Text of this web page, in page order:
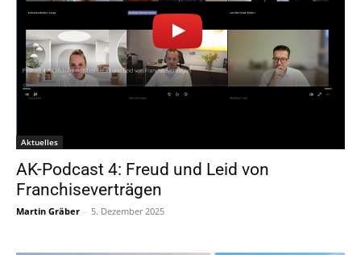
Aktuelles
AK-Podcast 4: Freud und Leid von
Franchiseverträgen
Martin Gräber - 5. Dezember 2025